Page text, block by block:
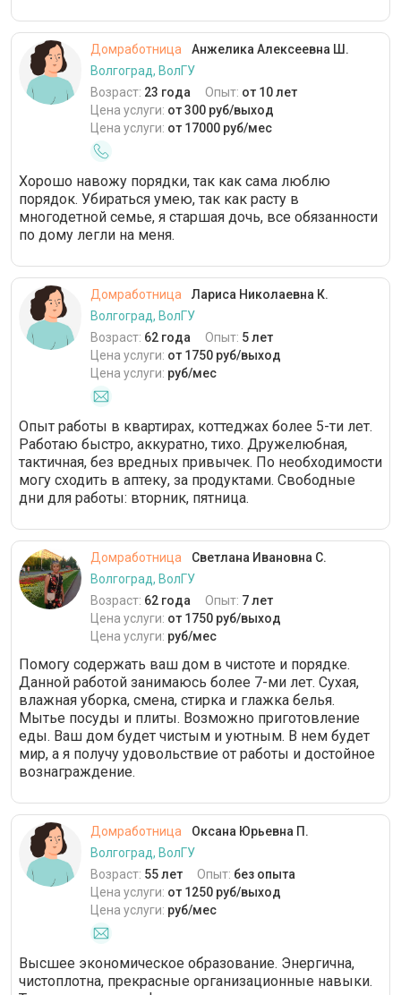
Домработница
Анжелика Алексеевна Ш.
Волгоград, ВолГУ
Возраст: 23 года Опыт: от 10 лет
Цена услуги: от 300 руб/выход
Цена услуги: от 17000 руб/мес
Хорошо навожу порядки, так как сама люблю
порядок. Убираться умею, так как расту в
многодетной семье, я старшая дочь, все обязанности
по дому легли на меня.
Домработница
Лариса Николаевна К.
Волгоград, ВолГУ
Возраст: 62 года Опыт: 5 лет
Цена услуги: от 1750 руб/выход
Цена услуги: руб/мес
Опыт работы в квартирах, коттеджах более 5-ти лет.
Работаю быстро, аккуратно, тихо. Дружелюбная,
тактичная, без вредных привычек. По необходимости
могу сходить в аптеку, за продуктами. Свободные
дни для работы: вторник, пятница.
Домработница
Светлана Ивановна С.
Волгоград, ВолГУ
Возраст: 62 года Опыт: 7 лет
Цена услуги: от 1750 руб/выход
Цена услуги: руб/мес
Помогу содержать ваш дом в чистоте и порядке.
Данной работой занимаюсь более 7-ми лет. Сухая,
влажная уборка, смена, стирка и глажка белья.
Мытье посуды и плиты. Возможно приготовление
еды. Ваш дом будет чистым и уютным. В нем будет
мир, а я получу удовольствие от работы и достойное
вознаграждение.
Домработница
Оксана Юрьевна П.
Волгоград, ВолГУ
Возраст: 55 лет Опыт: без опыта
Цена услуги: от 1250 руб/выход
Цена услуги: руб/мес
Высшее экономическое образование. Энергична,
чистоплотна, прекрасные организационные навыки.